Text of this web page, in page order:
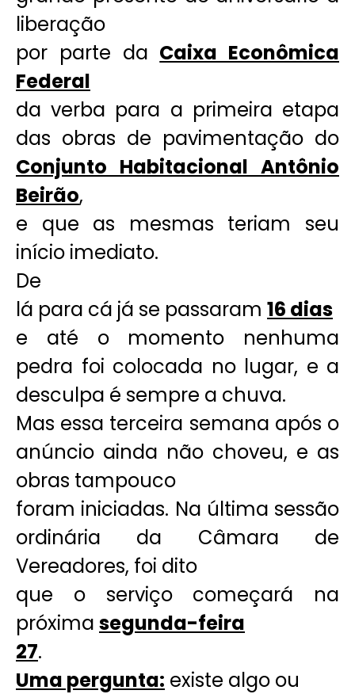
liberação
por parte da Caixa Econômica
Federal
da verba para a primeira etapa
das obras de pavimentação do
Conjunto Habitacional Antônio
Beirão,
e que as mesmas teriam seu
início imediato.
De
lá para cá já se passaram 16 dias
e até o momento nenhuma
pedra foi colocada no lugar, e a
desculpa é sempre a chuva.
Mas essa terceira semana após o
anúncio ainda não choveu, e as
obras tampouco
foram iniciadas. Na última sessão
ordinária da Câmara de
Vereadores, foi dito
que o serviço começará na
próxima segunda-feira
27.
Uma pergunta: existe algo ou